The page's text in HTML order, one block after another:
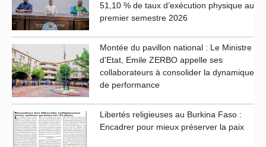
51,10 % de taux d’exécution physique au
premier semestre 2026
Montée du pavillon national : Le Ministre
d'Etat, Emile ZERBO appelle ses
collaborateurs à consolider la dynamique
de performance
Libertés religieuses au Burkina Faso :
Encadrer pour mieux préserver la paix